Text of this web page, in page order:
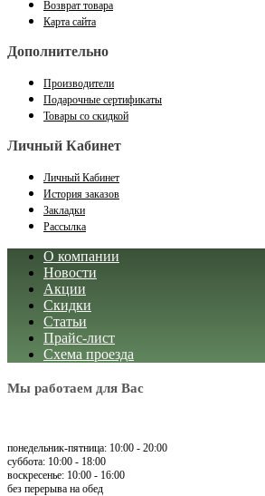
Возврат товара
Карта сайта
Дополнительно
Производители
Подарочные сертификаты
Товары со скидкой
Личный Кабинет
Личный Кабинет
История заказов
Закладки
Рассылка
О компании
Новости
Акции
Скидки
Статьи
Прайс-лист
Схема проезда
Мы работаем для Вас
понедельник-пятница: 10:00 - 20:00
суббота: 10:00 - 18:00
воскресенье: 10:00 - 16:00
без перерыва на обед